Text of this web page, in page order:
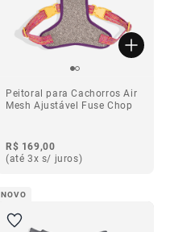
Peitoral para Cachorros Air
Mesh Ajustável Fuse Chop
R$ 169,00
(até 3x s/ juros)
NOVO